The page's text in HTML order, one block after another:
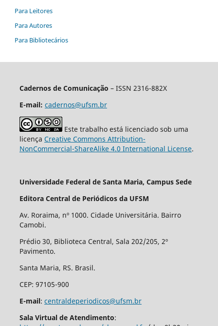
Para Leitores
Para Autores
Para Bibliotecários
Cadernos de Comunicação – ISSN 2316-882X
E-mail: cadernos@ufsm.br
Este trabalho está licenciado sob uma
licença Creative Commons Attribution-
NonCommercial-ShareAlike 4.0 International License.
Universidade Federal de Santa Maria, Campus Sede
Editora Central de Periódicos da UFSM
Av. Roraima, nº 1000. Cidade Universitária. Bairro
Camobi.
Prédio 30, Biblioteca Central, Sala 202/205, 2º
Pavimento.
Santa Maria, RS. Brasil.
CEP: 97105-900
E-mail: centraldeperiodicos@ufsm.br
Sala Virtual de Atendimento: